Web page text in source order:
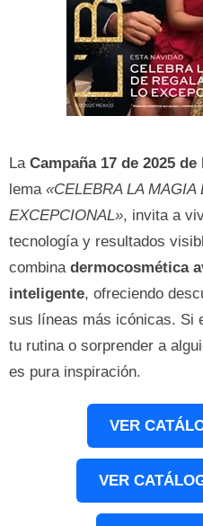
La Campaña 17 de 2025 de
lema «CELEBRA LA MAGIA
EXCEPCIONAL», invita a
tecnología y resultados
combina dermocosmética
inteligente, ofreciendo
sus líneas más icónicas. Si
tu rutina o sorprender a
es pura inspiración.
VER
VER